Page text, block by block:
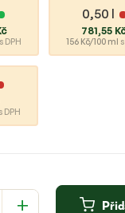
s DPH
0,50 l
781,55
156 Kč/100 ml
s DPH